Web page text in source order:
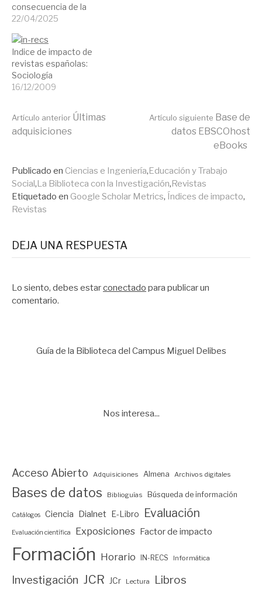
consecuencia de la
obligación de publicación
parte de las entidades
financiadoras, la
disponibilidad de trabajos
científicos sin suscripción
es muy elevada. Los
informe Medición del
acceso abierto en las
universidades…
22/04/2025
Indice de impacto de
revistas españolas:
Sociología
16/12/2009
Seguir
leyendo
Artículo anterior Últimas
adquisiciones
Artículo siguiente Base de
datos EBSCOhost
eBooks
Publicado en Ciencias e Ingeniería,Educación y Trabajo
Social,La Biblioteca con la Investigación,Revistas
Etiquetado en Google Scholar Metrics, Índices de impacto,
Revistas
DEJA UNA RESPUESTA
Lo siento, debes estarconectado para publicar un
comentario.
Guía de la Biblioteca del Campus Miguel Delibes
Nos interesa...
Acceso Abierto Adquisiciones Almena Archivos digitales
Bases de datos Biblioguías Búsqueda de información
Catálogos Ciencia Dialnet E-Libro Evaluación
Evaluación científica Exposiciones Factor de impacto
Formación Horario IN-RECS Informática
Investigación JCR JCr Lectura Libros